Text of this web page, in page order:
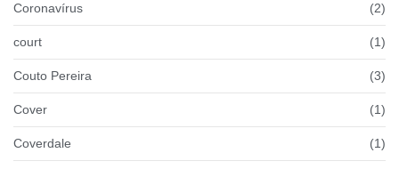
Coronavírus (2)
court (1)
Couto Pereira (3)
Cover (1)
Coverdale (1)